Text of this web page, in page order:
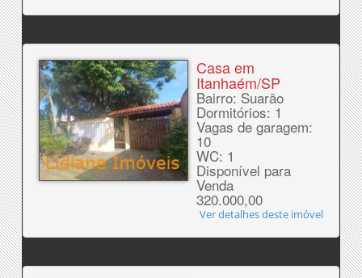
Casa em
Itanhaém/SP
Bairro: Suarão
Dormitórios: 1
Vagas de garagem:
10
WC: 1
Disponível para
Venda
320.000,00
Ver detalhes deste imóvel